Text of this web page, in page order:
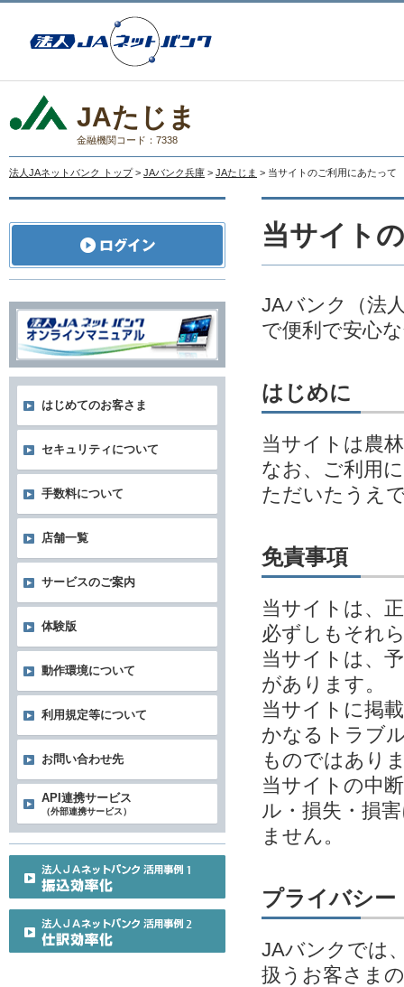
JAたじま
金融機関コード：7338
法人JAネットバンク トップ > JAバンク兵庫 > JAたじま > 当サイトのご利用にあたって
当サイト
JAバンク（法
で便利で安心
はじめに
当サイトは農
なお、ご利用
ただいたうえ
免責事項
当サイトは、
必ずしもそれ
当サイトは、
があります。
当サイトに掲
かなるトラブ
ものではあり
当サイトの中
ル・損失・損
ません。
プライバシー
JAバンクでは
扱うお客さま
はじめてのお客さま
セキュリティについて
手数料について
店舗一覧
サービスのご案内
体験版
動作環境について
利用規定等について
お問い合わせ先
API連携サービス
（外部連携サービス）